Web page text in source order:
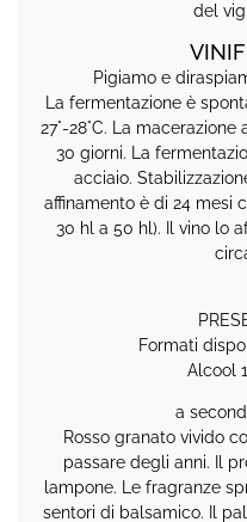
del
Pigiamo e
La fermentazione è
27°-28°C. La
30 giorni. La
acciaio.
affinamento è di 24 mesi
30 hl a 50 hl). Il vino lo
Formati
Alcool
a
Rosso granato vivido
passare degli anni. Il
lampone. Le fragranze
sentori di balsamico. Il